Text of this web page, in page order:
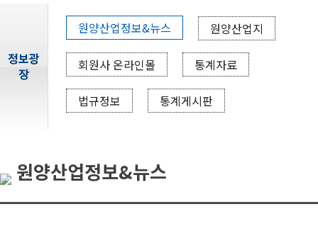
정보광
장
원양산업정보&뉴스 원양산업지
회원사 온라인몰 통계자료
법규정보 통계게시판
원양산업정보&뉴스